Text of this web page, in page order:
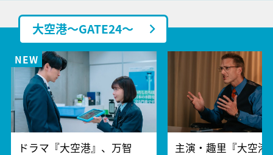
大空港～GATE24～
ドラマ『大空港』、万智
主演・趣里『大空港